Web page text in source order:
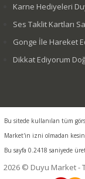
Karne Hediyeleri
Ses Taklit Kartları
Gonge İle Hareket
Dikkat Ediyorum
Bu sitede kullanılan tüm
Market'in izni olmadan
Bu sayfa 0.2418 saniyede
2026 © Duyu Market -